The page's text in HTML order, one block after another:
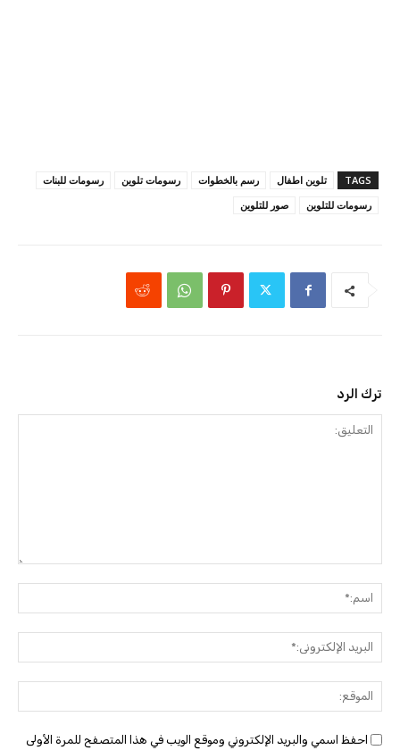
TAGS تلوين اطفال رسم بالخطوات رسومات تلوين
رسومات للبنات
رسومات للتلوين
صور للتلوين
ترك الرد
احفظ اسمي والبريد الإلكتروني وموقع الويب في هذا المتصفح للمرة الأولى